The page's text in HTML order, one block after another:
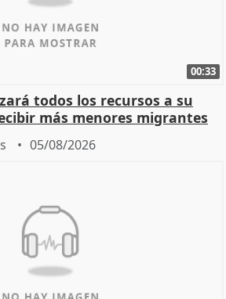
00:33
todos los recursos a su
más menores migrantes
05/08/2026